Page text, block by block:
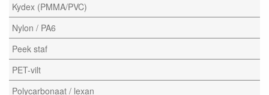
Kydex (PMMA/PVC)
Nylon / PA6
Peek staf
PET-vilt
Polycarbonaat / lexan